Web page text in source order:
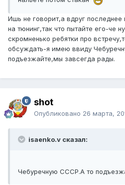
Ишь не говорит,а вдруг
на тюнинг,так что пытайте его-че
скромненько ребятки про
обсуждать-я имею ввиду
подъезжайте,мы завсегда рады.
shot
Опубликовано 26 марта,
isaenko.v сказал:
Чебуречную СССР.А то